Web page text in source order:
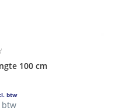
100 cm
btw
btw